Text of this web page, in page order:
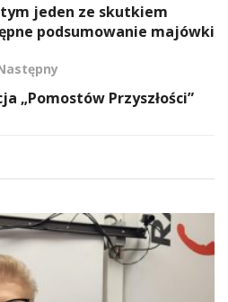
jeden ze skutkiem
podsumowanie majówki
„Pomostów Przyszłości”